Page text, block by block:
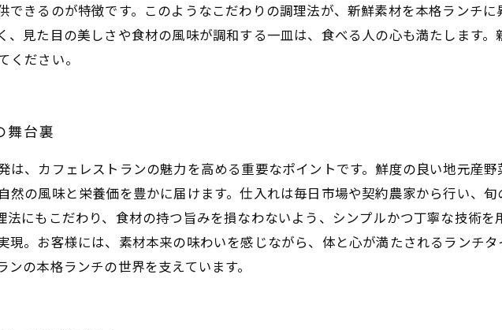
できるのが特徴です。このようなこだわりの調理法が、新鮮素材を本格ランチに
、見た目の美しさや食材の風味が調和する一皿は、食べる人の心も満たします。
ください。
舞台裏
は、カフェレストランの魅力を高める重要なポイントです。鮮度の良い地元産
然の風味と栄養価を豊かに届けます。仕入れは毎日市場や契約農家から行い、旬
法にもこだわり、食材の持つ旨みを損なわないよう、シンプルかつ丁寧な技術を
現。お客様には、素材本来の味わいを感じながら、体と心が満たされるランチ
の本格ランチの世界を支えています。